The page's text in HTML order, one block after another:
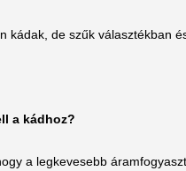
kádak, de szűk választékban
a kádhoz?
a legkevesebb